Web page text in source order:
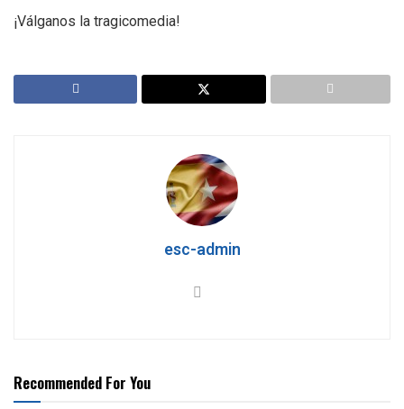
¡Válganos la tragicomedia!
esc-admin
Recommended For You